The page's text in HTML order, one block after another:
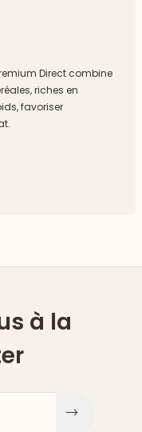
Direct combine
riches en
favoriser
à la